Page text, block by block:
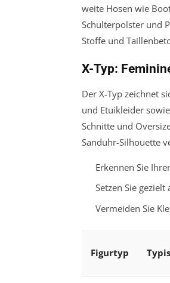
weite Hosen wie
Schulterpolster und
Stoffe und
X-Typ:
Der X-Typ zeichnet
und Etuikleider
Schnitte und
Sanduhr-Silhouette
Erkennen Sie
Setzen Sie
Vermeiden Sie
Figurtyp